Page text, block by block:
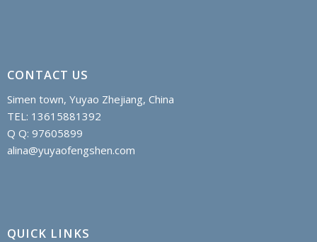
CONTACT US
Simen town, Yuyao Zhejiang, China
TEL: 13615881392
Q Q: 97605899
alina@yuyaofengshen.com
QUICK LINKS